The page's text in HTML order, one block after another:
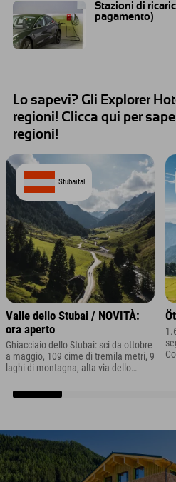
Stazioni di
pagamento)
Lo sapevi? Gli Explorer
regioni! Clicca qui per
regioni!
Stubaital
Valle dello Stubai / NOVITÀ:
ora aperto
Ghiacciaio dello Stubai: sci da ottobre
a maggio, 109 cime di tremila metri, 9
laghi di montagna, alta via dello